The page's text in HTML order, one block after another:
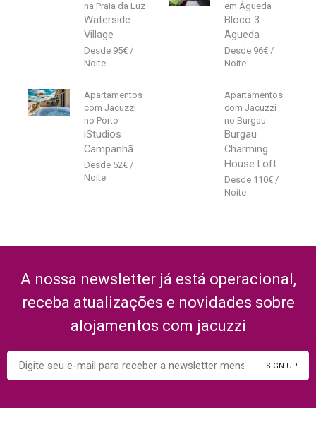
na Praia da Luz
Waterside
Village
95€
em Águeda
Bloco 3
Agueda
96€
Apartamentos
com Jacuzzi
no Porto
iStudios
Campanhã
52€
Apartamentos
com Jacuzzi
no Burgau
Burgau
Charming
House Loft
110€
A nossa newsletter já está operacional,
receba atualizações e novidades sobre
alojamentos com jacuzzi